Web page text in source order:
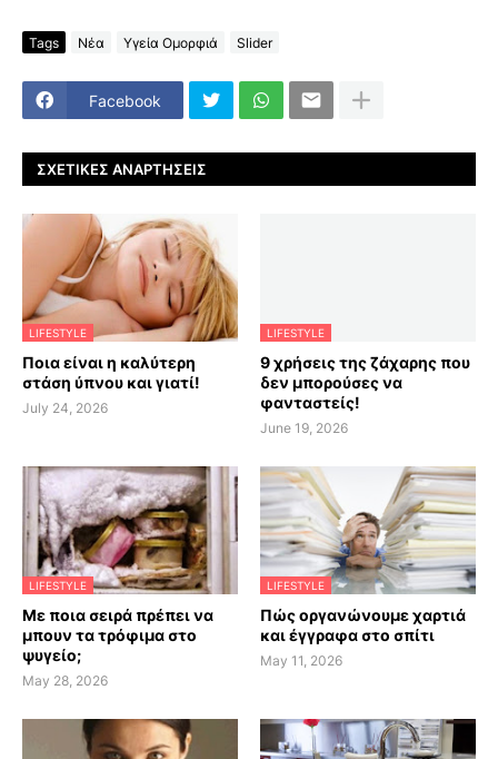
Tags Νέα Υγεία Ομορφιά Slider
Facebook
ΣΧΕΤΙΚΈΣ ΑΝΑΡΤΉΣΕΙΣ
LIFESTYLE
Ποια είναι η καλύτερη
στάση ύπνου και γιατί!
July 24, 2026
LIFESTYLE
9 χρήσεις της ζάχαρης που
δεν μπορούσες να
φανταστείς!
June 19, 2026
LIFESTYLE
Με ποια σειρά πρέπει να
μπουν τα τρόφιμα στο
ψυγείο;
May 28, 2026
LIFESTYLE
Πώς οργανώνουμε χαρτιά
και έγγραφα στο σπίτι
May 11, 2026